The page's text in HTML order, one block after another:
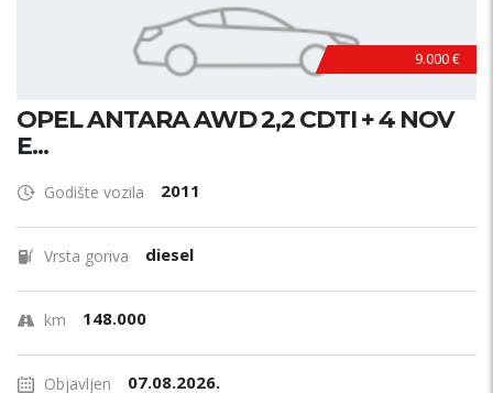
9.000 €
OPEL ANTARA AWD 2,2 CDTI + 4 NOV
E...
Godište vozila 2011
Vrsta goriva diesel
km 148.000
Objavljen 07.08.2026.